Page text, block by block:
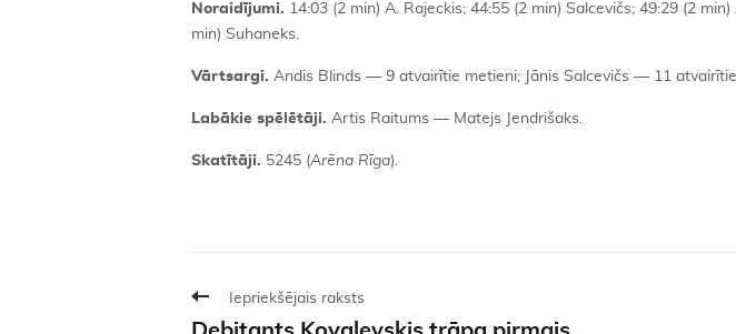
Noraidījumi. 14:03 (2 min) A. Rajeckis; 44:55 (2 min) Salcevičs; 49:29 (2
min) Suhaneks.
Vārtsargi. Andis Blinds — 9 atvairītie metieni; Jānis Salcevičs — 11
Labākie spēlētāji. Artis Raitums — Matejs Jendrišaks.
Skatītāji. 5245 (Arēna Rīga).
Iepriekšējais raksts